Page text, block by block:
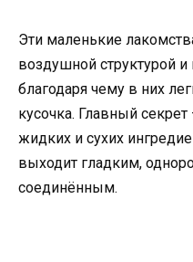
Эти маленькие
воздушной структурой
благодаря чему в них
кусочка. Главный
жидких и сухих
выходит гладким,
соединённым.